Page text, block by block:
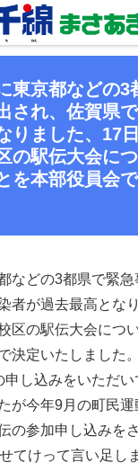
東京都などの3
され、佐賀県
りました、17
の駅伝大会に
を本部役員会
などの3都県で緊急
者が過去最高とな
区の駅伝大会につ
決定いたしました。
し込みをいただい
が今年9月の町民
の参加申し込みを
てけって言い足し